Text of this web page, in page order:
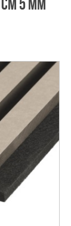
5 mm